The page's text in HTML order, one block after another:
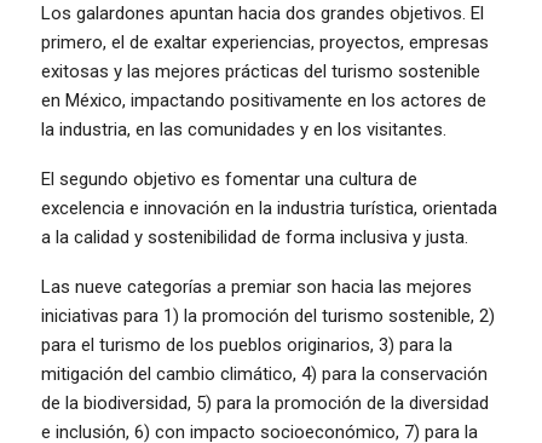
Los galardones apuntan hacia dos grandes objetivos. El
primero, el de exaltar experiencias, proyectos, empresas
exitosas y las mejores prácticas del turismo sostenible
en México, impactando positivamente en los actores de
la industria, en las comunidades y en los visitantes.
El segundo objetivo es fomentar una cultura de
excelencia e innovación en la industria turística, orientada
a la calidad y sostenibilidad de forma inclusiva y justa.
Las nueve categorías a premiar son hacia las mejores
iniciativas para 1) la promoción del turismo sostenible, 2)
para el turismo de los pueblos originarios, 3) para la
mitigación del cambio climático, 4) para la conservación
de la biodiversidad, 5) para la promoción de la diversidad
e inclusión, 6) con impacto socioeconómico, 7) para la